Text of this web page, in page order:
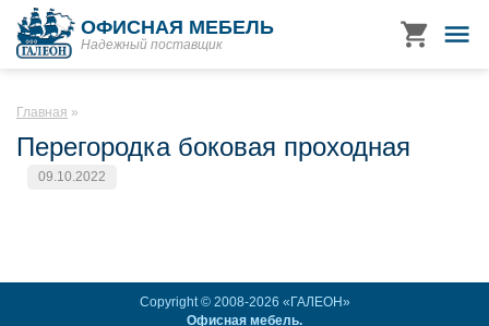
ОФИСНАЯ МЕБЕЛЬ
Надежный поставщик
Главная
Перегородка боковая проходная
09.10.2022
Copyright © 2008-2026 «ГАЛЕОН»
Офисная мебель.